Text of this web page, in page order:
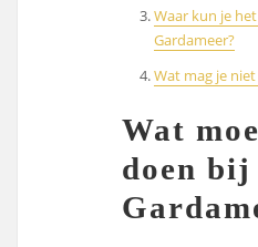
Waar kun je
Gardameer?
Wat mag je
Wat
doen bij